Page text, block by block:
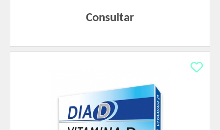
Consultar